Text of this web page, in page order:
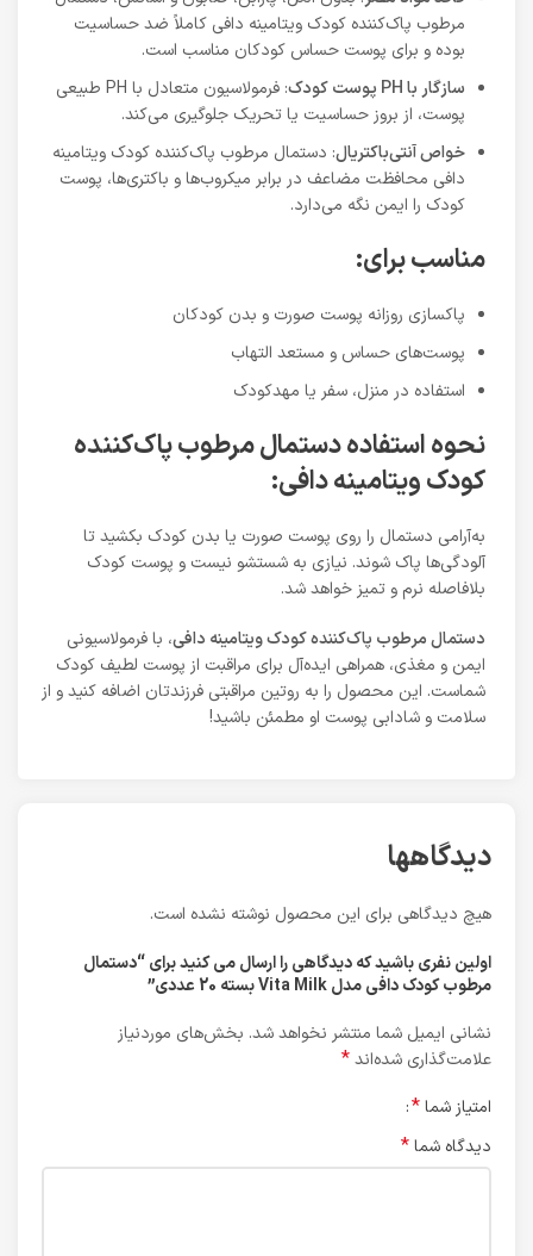
مرطوب پاک‌کننده کودک ویتامینه دافی کاملاً ضد حساسیت
بوده و برای پوست حساس کودکان مناسب است.
سازگار باPH پوست کودک
: فرمولاسیون متعادل با PH طبیعی
پوست، از بروز حساسیت یا تحریک جلوگیری می‌کند.
خواص آنتی‌باکتریال: دستمال مرطوب پاک‌کننده کودک ویتامینه
دافی محافظت مضاعف در برابر میکروب‌ها و باکتری‌ها، پوست
کودک را ایمن نگه می‌دارد.
مناسب برای:
پاکسازی روزانه پوست صورت و بدن کودکان
پوست‌های حساس و مستعد التهاب
استفاده در منزل، سفر یا مهدکودک
نحوه استفاده دستمال مرطوب پاک‌کننده
کودک ویتامینه دافی:
به‌آرامی دستمال را روی پوست صورت یا بدن کودک بکشید تا
آلودگی‌ها پاک شوند. نیازی به شستشو نیست و پوست کودک
بلافاصله نرم و تمیز خواهد شد.
دستمال مرطوب پاک‌کننده کودک ویتامینه دافی، با فرمولاسیونی
ایمن و مغذی، همراهی ایده‌آل برای مراقبت از پوست لطیف کودک
شماست. این محصول را به روتین مراقبتی فرزندتان اضافه کنید و از
سلامت و شادابی پوست او مطمئن باشید!
دیدگاهها
هیچ دیدگاهی برای این محصول نوشته نشده است.
اولین نفری باشید که دیدگاهی را ارسال می کنید برای “دستمال
مرطوب کودک دافی مدل Vita Milk بسته 20 عددی”
نشانی ایمیل شما منتشر نخواهد شد. بخش‌های موردنیاز
علامت‌گذاری شده‌اند*
امتیاز شما*
دیدگاه شما*